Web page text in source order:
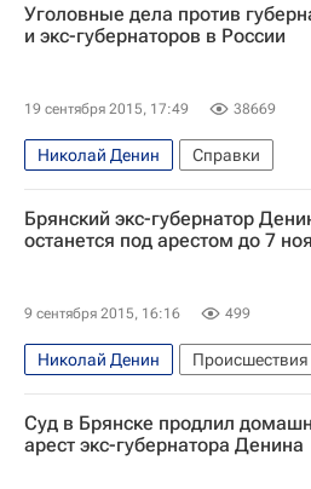
Весь мир
Европа Россия
Уголовные дела против
и экс-губернаторов в России
19 сентября 2015, 17:49 38669
Николай Денин
Справки
Дело в отношении властей Коми
Европа
Василий Юрченко
Вячеслав Гайзер
Александр
Михаил Машковцев
Алексей Баринов
Россия
Брянский экс-губернатор
останется под арестом до 7
9 сентября 2015, 16:16 499
Николай Денин Происшествия
Центральный ФО
Брянская
Весь мир
Европа Россия
Суд в Брянске продлил
арест экс-губернатора Денина